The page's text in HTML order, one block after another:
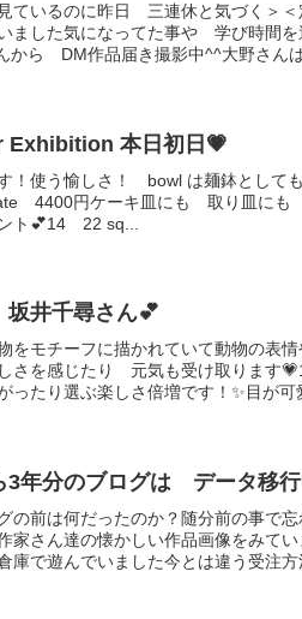
ているのに昨日 三連休と気づく＞
ました気になってた事や 学び時間
から DM作品届き撮影中^^大野さんは
Exhibition 本日初日💗
！使う愉しさ！ bowl は麺鉢とし
4400円ケーキ皿にも 取り皿にも
ト💕14 22 sq...
井千尋さん💕
をモチーフに描かれていて動物の表
さを感じたり 元気も受け取ります
ったり選ぶ楽しさ倍増です！✨目が
3年分のブログは データ移
の前は何だったのか？随分前の事で
家さん達の懐かしい作品画像をみて
で遊んでいました今とは違う受注